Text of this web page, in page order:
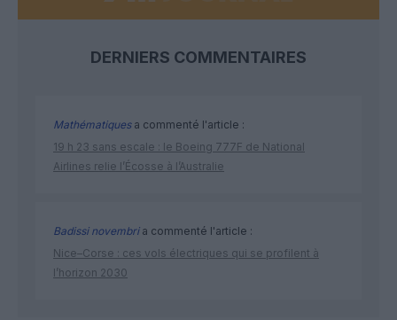
DERNIERS COMMENTAIRES
Mathématiquesa commenté l'article :
19 h 23 sans escale : le Boeing 777F de National
Airlines relie l’Écosse à l’Australie
Badissi novembria commenté l'article :
Nice–Corse : ces vols électriques qui se profilent à
l’horizon 2030